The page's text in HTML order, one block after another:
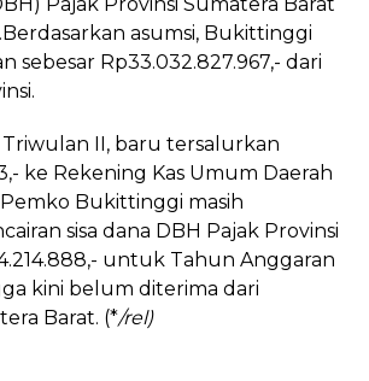
asumsi, Bukittinggi
sebesar Rp33.032.827.967,- dari
II, baru tersalurkan
ke Rekening Kas Umum Daerah
Pemko Bukittinggi masih
sisa dana DBH Pajak Provinsi
untuk Tahun Anggaran
kini belum diterima dari
Barat. (*/rel)